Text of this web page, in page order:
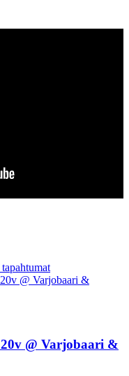
@ Varjobaari &
@ Varjobaari &